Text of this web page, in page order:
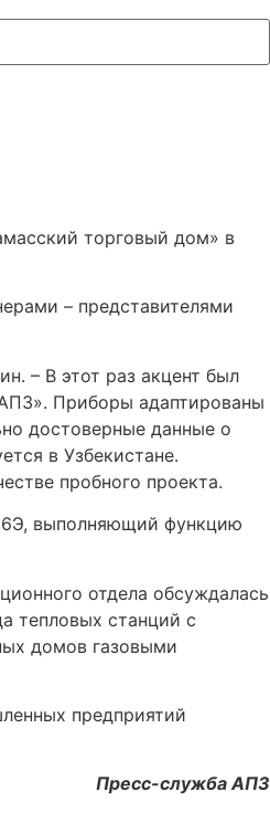
торговый дом» в
– представителями
– В этот раз акцент был
Приборы адаптированы
достоверные данные о
в Узбекистане.
пробного проекта.
выполняющий функцию
отдела обсуждалась
тепловых станций с
домов газовыми
предприятий
Пресс-служба АПЗ